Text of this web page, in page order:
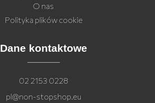
O nas
Polityka plików cookie
Dane kontaktowe
02 2153 0228
pl@non-stopshop.eu